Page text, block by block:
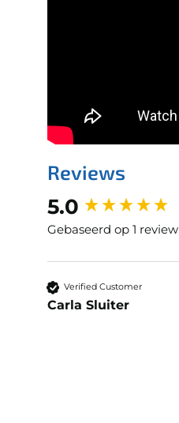
Reviews
5.0
Gebaseerd op 1 review
Verified Customer
Carla Sluiter
New content loaded